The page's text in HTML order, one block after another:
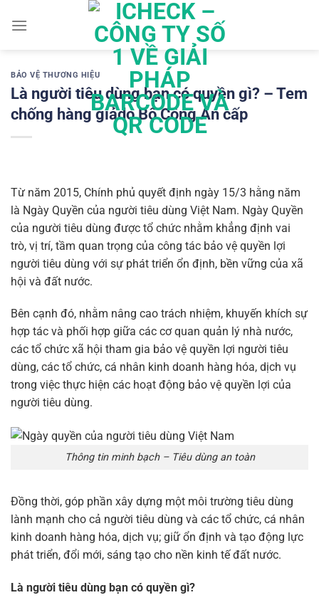
đến
BẢO VỆ THƯƠNG HIỆU
Là người tiêu dùng bạn có quyền gì? – Tem
chống hàng giảdo Bộ Công An cấp
Từ năm 2015, Chính phủ quyết định ngày 15/3 hằng năm
là Ngày Quyền của người tiêu dùng Việt Nam. Ngày Quyền
của người tiêu dùng được tổ chức nhằm khẳng định vai
trò, vị trí, tầm quan trọng của công tác bảo vệ quyền lợi
người tiêu dùng với sự phát triển ổn định, bền vững của xã
hội và đất nước.
Bên cạnh đó, nhằm nâng cao trách nhiệm, khuyến khích sự
hợp tác và phối hợp giữa các cơ quan quản lý nhà nước,
các tổ chức xã hội tham gia bảo vệ quyền lợi người tiêu
dùng, các tổ chức, cá nhân kinh doanh hàng hóa, dịch vụ
trong việc thực hiện các hoạt động bảo vệ quyền lợi của
người tiêu dùng.
Thông tin minh bạch – Tiêu dùng an toàn
Đồng thời, góp phần xây dựng một môi trường tiêu dùng
lành mạnh cho cả người tiêu dùng và các tổ chức, cá nhân
kinh doanh hàng hóa, dịch vụ; giữ ổn định và tạo động lực
phát triển, đổi mới, sáng tạo cho nền kinh tế đất nước.
Là người tiêu dùng bạn có quyền gì?